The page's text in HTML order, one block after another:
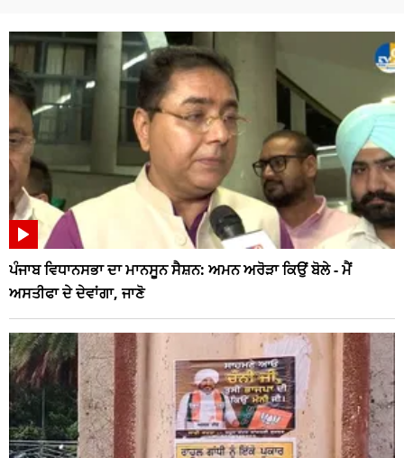
ਪੰਜਾਬ ਵਿਧਾਨਸਭਾ ਦਾ ਮਾਨਸੂਨ ਸੈਸ਼ਨ: ਅਮਨ ਅਰੋੜਾ ਕਿਉਂ ਬੋਲੇ - ਮੈਂ
ਅਸਤੀਫਾ ਦੇ ਦੇਵਾਂਗਾ, ਜਾਣੋ